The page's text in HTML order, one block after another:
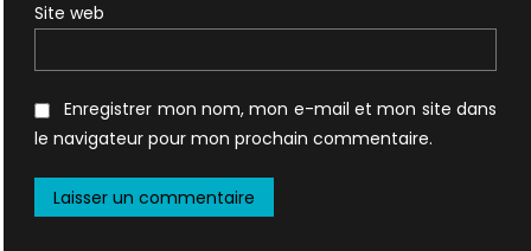
Site web
Enregistrer mon nom, mon e-mail et mon site dans
le navigateur pour mon prochain commentaire.